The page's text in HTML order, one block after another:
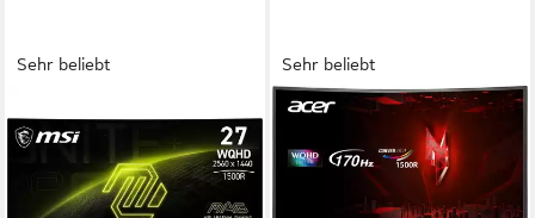
Sehr beliebt
MAG 27CQ6PF Curved-
Gaming-Monitor
69 cm/ 27 Zoll Diagonale
Sehr beliebt
ACER
Nitro ED270U P2 Curved-
Gaming-LED-Monitor
69 cm/ 27 Zoll
Diagonale